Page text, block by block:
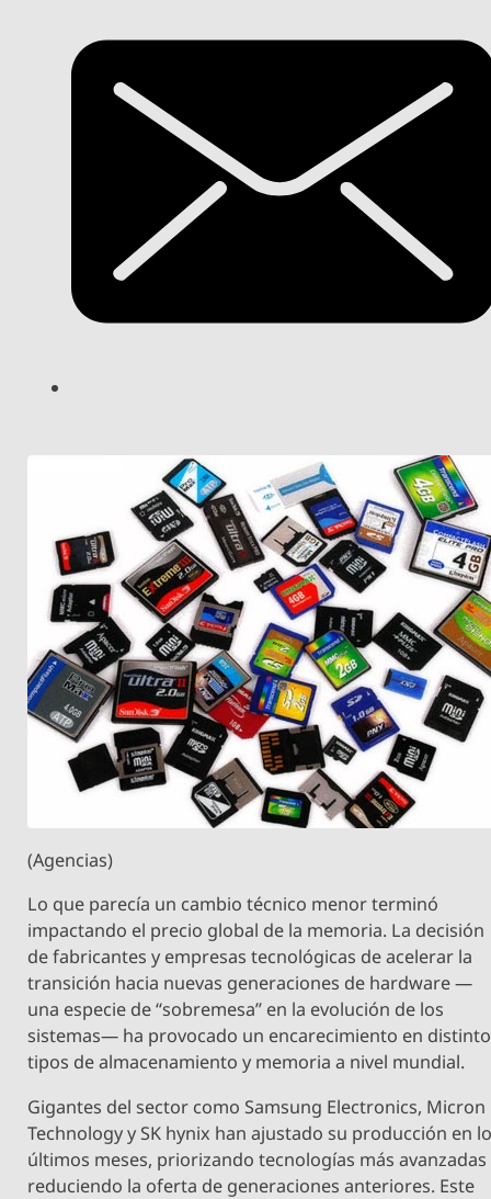
(Agencias)
Lo que parecía un cambio técnico menor terminó
impactando el precio global de la memoria. La decisión
de fabricantes y empresas tecnológicas de acelerar la
transición hacia nuevas generaciones de hardware —
una especie de “sobremesa” en la evolución de los
sistemas— ha provocado un encarecimiento en
tipos de almacenamiento y memoria a nivel mundial.
Gigantes del sector como Samsung Electronics, Micron
Technology y SK hynix han ajustado su producción en
últimos meses, priorizando tecnologías más avanzadas
reduciendo la oferta de generaciones anteriores. Este